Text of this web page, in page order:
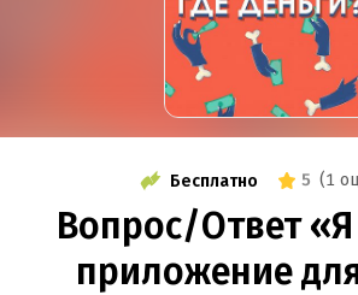
Бесплатно 5 (1
Вопрос/Ответ
приложение